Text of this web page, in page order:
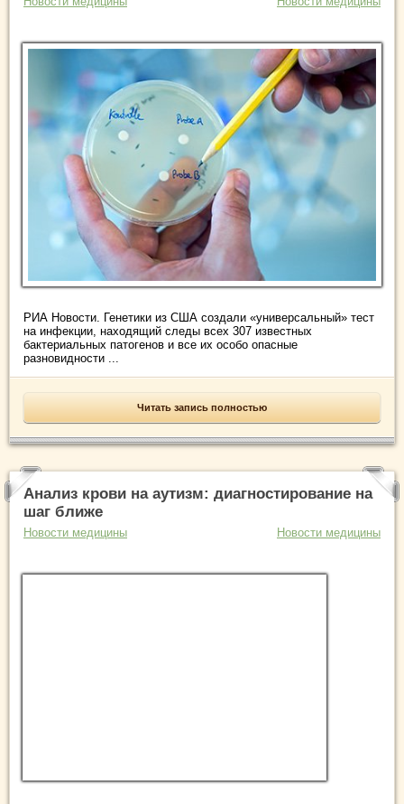
РИА Новости. Генетики из США создали «универсальный» тест
на инфекции, находящий следы всех 307 известных
бактериальных патогенов и все их особо опасные
разновидности ...
Читать запись полностью
Анализ крови на аутизм: диагностирование на
шаг ближе
Новости медицины Новости медицины